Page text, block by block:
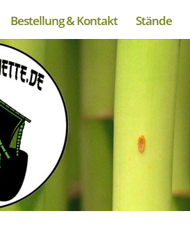
Bestellung & Kontakt Stände